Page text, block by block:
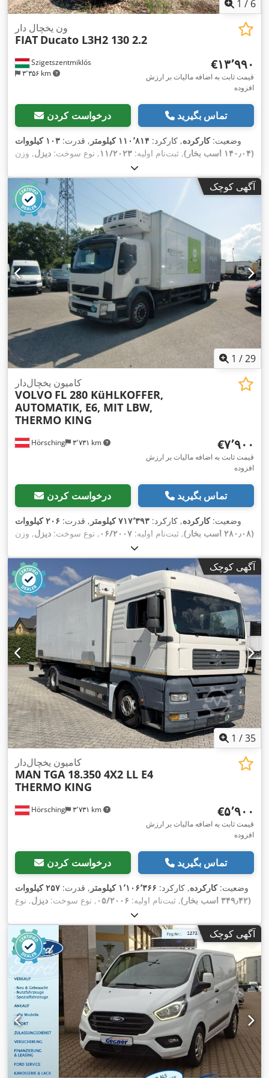
1 / 6
Szigetszentmiklós
۳٬۳۵۶ km
ون یخچال دار
FIAT Ducato L3H2 130 2.2
‎€۱۳٬۹۹۰
قیمت ثابت به اضافه مالیات بر ارزش
افزوده
درخواست کردن تماس بگیرید
وضعیت:کارکرده, کارکرد: ۱۱۰٬۸۱۴ کیلومتر , قدرت:
۱۰۳ کیلووات
(۱۴۰٫۰۴ اسب بخار)
, ثبت‌نام اولیه: ۱۱/۲۰۲۳, نوع سوخت: دیزل, وزن
کل:, بازرسی بعدی (TÜV):
چرخ‌دنده:مکانیکی, کلاس انتشار:یورو ۶ , تعداد صندلی‌ها:۳, طول
فضای بارگیری:
, عرض فضای بارگیری:۱٬۶۷۵
۱٬۷۵۷ میلی‌متر , سال ساخت:۲۰۲۳,
تجهیزات:اِی‌بی‌اِس‎, برنامه پایداری الکترونیکی (ESP), تصادف کرده
است, تهویه مطبوع, فیلتر دوده, قفل مرکزی,
آگهی کوچک
1 /29
Hörsching ۳٬۷۳۱ km
کامیون یخچال‌دار
VOLVO FL 280 KüHLKOFFER,
AUTOMATIK, E6, MIT LBW,
THERMO KING
‎€۷٬۹۰۰
قیمت ثابت به اضافه مالیات بر ارزش
افزوده
درخواست کردن تماس بگیرید
وضعیت:کارکرده, کارکرد: ۷۱۷٬۳۹۳ کیلومتر , قدرت:
۲۰۶ کیلووات
(۲۸۰٫۰۸ اسب بخار)
, ثبت‌نام اولیه: ۰۶/۲۰۰۷ , نوع سوخت: دیزل, وزن
, حداکثر وزن بار:
۱۸٬۰۰۰ کیلوگرم
, سایز تایر: 295/80 R22,5 , پیکربندی محور:۲ محور
,
فاصله بین دو محور:۵٬۶۰۰ میلی‌متر , ترمزها:ترمز موتور, کابین
راننده:کابین روزانه , کلاس انتشار:یورو۴ , سیستم تعلیق: فولاد-هوا,
تعداد صندلی‌ها:
, طول کل:۲٬۶۰۰ میلی‌متر , عرض کل:۴٬۰۰۰
میلی‌متر, ارتفاع کل: ۹٬۹۰۰ میلی‌متر , طول فضای بارگیری:۷٬۳۰۰
میلی‌متر
اِی‌بی‌اِس‎, تهویه مطبوع, ثبت کامیون, رایانه‌ی روی
برد, قفل دیفرانسیل, کروز کنترل
آگهی کوچک
1 /35
Hörsching ۳٬۷۳۱ km
کامیون یخچال‌دار
MAN TGA 18.350 4X2 LL E4
THERMO KING
‎€۵٬۹۰۰
قیمت ثابت به اضافه مالیات بر ارزش
افزوده
درخواست کردن تماس بگیرید
وضعیت:کارکرده, کارکرد: ۱٬۱۰۶٬۳۶۶ کیلومتر , قدرت:
۲۵۷ کیلووات
(۳۴۹٫۴۲ اسب بخار)
, ثبت‌نام اولیه: ۰۵/۲۰۰۶ , نوع سوخت: دیزل, نوع
چرخ‌دنده:
مرکزی,
آگهی کوچک